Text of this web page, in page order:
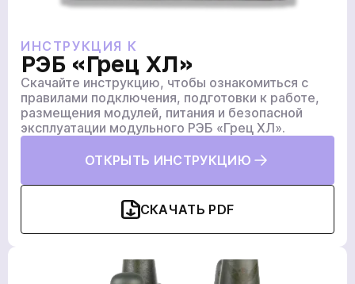
ИНСТРУКЦИЯ К
РЭБ «Грец XЛ»
Скачайте инструкцию, чтобы ознакомиться с
правилами подключения, подготовки к работе,
размещения модулей, питания и безопасной
эксплуатации модульного РЭБ «Грец XЛ».
ОТКРЫТЬ ИНСТРУКЦИЮ
СКАЧАТЬ PDF